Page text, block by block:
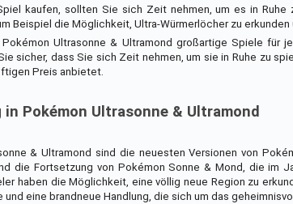
kaufen, sollten Sie sich Zeit nehmen, um es in
Beispiel die Möglichkeit, Ultra-Würmerlöcher zu
Ultrasonne & Ultramond großartige Spiele für
sicher, dass Sie sich Zeit nehmen, um sie in Ruhe zu
Preis anbietet.
Pokémon Ultrasonne & Ultramond
& Ultramond sind die neuesten Versionen von
die Fortsetzung von Pokémon Sonne & Mond, die im
haben die Möglichkeit, eine völlig neue Region zu
und eine brandneue Handlung, die sich um das